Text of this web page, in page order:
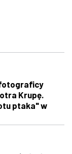
Krupę.
ptaka" w